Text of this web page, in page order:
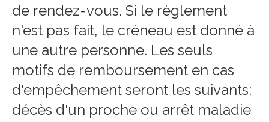
de rendez-vous. Si le règlement
n'est pas fait, le créneau est donné à
une autre personne. Les seuls
motifs de remboursement en cas
d'empêchement seront les suivants:
décès d'un proche ou arrêt maladie